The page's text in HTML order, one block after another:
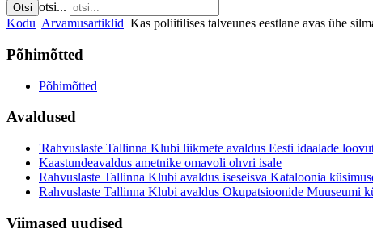
Otsi otsi...
Kodu Arvamusartiklid Kas poliitilises talveunes eestlane avas ühe
Põhimõtted
Põhimõtted
Avaldused
'Rahvuslaste Tallinna Klubi liikmete avaldus Eesti idaalade
Kaastundeavaldus ametnike omavoli ohvri isale
Rahvuslaste Tallinna Klubi avaldus iseseisva Kataloonia
Rahvuslaste Tallinna Klubi avaldus Okupatsioonide Muuseumi
Viimased uudised